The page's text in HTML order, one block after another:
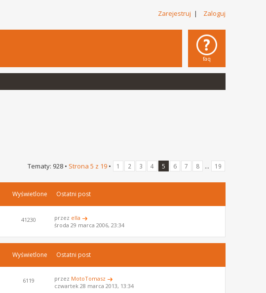
Zarejestruj | Zaloguj
faq
Tematy: 928 • Strona 5 z 19 • 1 2 3 4 5 6 7 8 ... 19
Wyświetlone Ostatni post
41230 przez ella
środa 29 marca 2006, 23:34
Wyświetlone Ostatni post
6119 przez MotoTomasz
czwartek 28 marca 2013, 13:34